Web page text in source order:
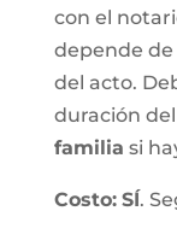
con el
depende
del acto.
duración
familia si
Costo: SÍ.